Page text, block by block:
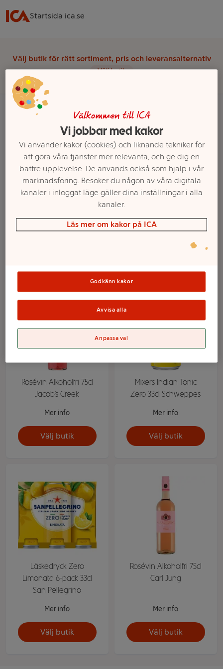
Startsida ica.se
Välj butik för rätt sortiment, pris och leveransalternativ
Välj butik
Vin Rosévin
Ett exempel på onlinesortiment visas.
Rosévin
varma sommarkvällar elller till fördrinken.
Rosévin Alkoholfri 75cl
Jacob's Creek
Mer info
Välj butik
Mixers Indian Tonic
Zero 33cl Schweppes
Mer info
Välj butik
Läskedryck Zero
Limonata 6-pack 33cl
San Pellegrino
Mer info
Välj butik
Rosévin Alkoholfri 75cl
Carl Jung
Mer info
Välj butik
Välkommen till ICA
Vi jobbar med kakor
Vi använder kakor (cookies) och liknande tekniker för
att göra våra tjänster mer relevanta, och ge dig en
bättre upplevelse. De används också som hjälp i vår
marknadsföring. Besöker du någon av våra digitala
kanaler i inloggat läge gäller dina inställningar i alla
kanaler.
Läs mer om kakor på ICA
Godkänn kakor
Avvisa alla
Anpassa val